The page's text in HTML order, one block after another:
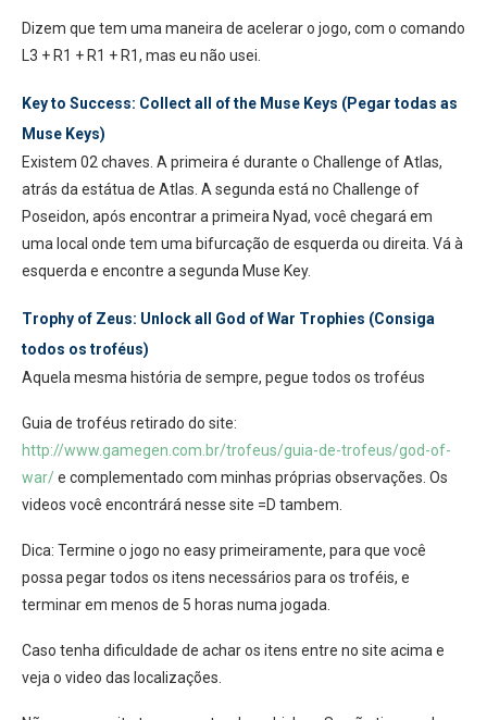
Dizem que tem uma maneira de acelerar o jogo, com o comando
L3 + R1 + R1 + R1, mas eu não usei.
Key to Success: Collect all of the Muse Keys (Pegar todas as
Muse Keys)
Existem 02 chaves. A primeira é durante o Challenge of Atlas,
atrás da estátua de Atlas. A segunda está no Challenge of
Poseidon, após encontrar a primeira Nyad, você chegará em
uma local onde tem uma bifurcação de esquerda ou direita. Vá à
esquerda e encontre a segunda Muse Key.
Trophy of Zeus: Unlock all God of War Trophies (Consiga
todos os troféus)
Aquela mesma história de sempre, pegue todos os troféus
Guia de troféus retirado do site:
http://www.gamegen.com.br/trofeus/guia-de-trofeus/god-of-
war/e complementado com minhas próprias observações. Os
videos você encontrárá nesse site =D tambem.
Dica: Termine o jogo no easy primeiramente, para que você
possa pegar todos os itens necessários para os troféis, e
terminar em menos de 5 horas numa jogada.
Caso tenha dificuldade de achar os itens entre no site acima e
veja o video das localizações.